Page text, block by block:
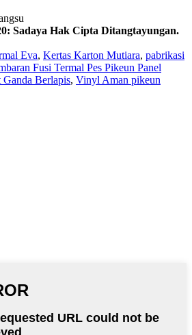
Sadaya Hak Cipta Ditangtayungan.
Eva, Kertas Karton Mutiara, pabrikasi
Fusi Termal Pes Pikeun Panel
Ganda Berlapis, Vinyl Aman pikeun